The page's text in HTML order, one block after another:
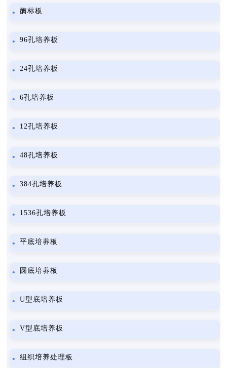
酶标板
96孔培养板
24孔培养板
6孔培养板
12孔培养板
48孔培养板
384孔培养板
1536孔培养板
平底培养板
圆底培养板
U型底培养板
V型底培养板
组织培养处理板